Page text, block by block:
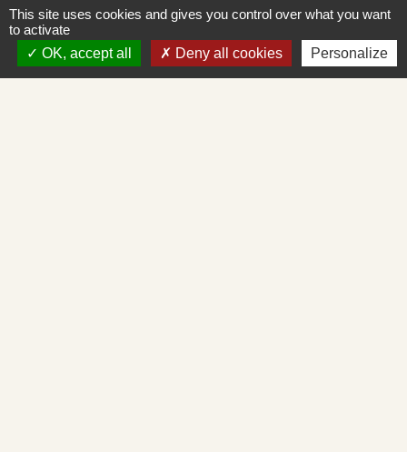
Place de la Mairie
71260 Saint-Albain - FRANCE
+33 3 85 27 90 80
This site uses cookies and gives you control over what you want
to activate
OK, accept all
Deny all cookies Personalize